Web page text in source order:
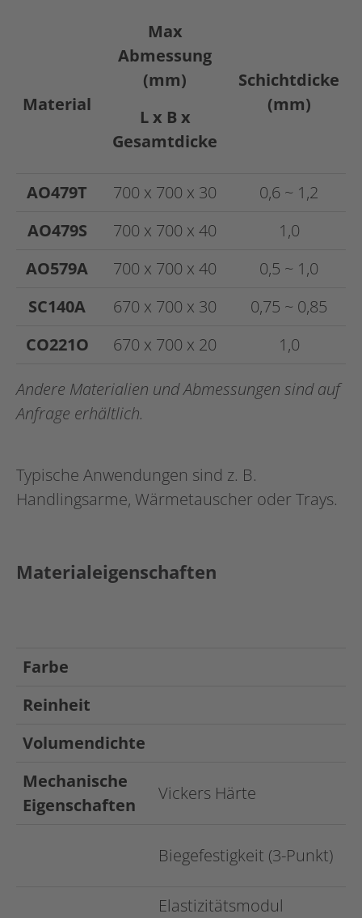
Material
Max
Abmessung
(mm)
L x B x
Gesamtdicke
Schichtdicke
(mm)
AO479T 700 x 700 x 30
0,6 ~ 1,2
AO479S
700 x 700 x 40
1,0
AO579A
700 x 700 x 40
0,5 ~ 1,0
SC140A
670 x 700 x 30
0,75 ~ 0,85
CO221O
670 x 700 x 20 1,0
Andere Materialien und Abmessungen sind auf
Anfrage erhältlich.
Typische Anwendungen sind z. B.
Handlingsarme, Wärmetauscher oder Trays.
Materialeigenschaften
Farbe
Reinheit
Volumendichte
Mechanische
Eigenschaften
Vickers Härte
Biegefestigkeit (3-Punkt)
Elastizitätsmodul